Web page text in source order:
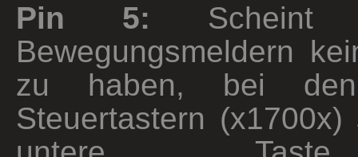
Pin 5: Scheint
Bewegungsmeldern
zu haben, bei den
Steuertastern